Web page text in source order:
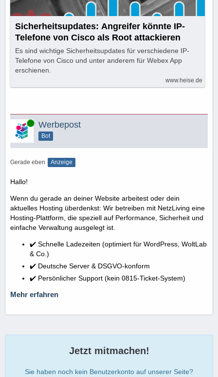
Sicherheitsupdates: Angreifer könnte IP-
Telefone von Cisco als Root attackieren
Es sind wichtige Sicherheitsupdates für verschiedene IP-
Telefone von Cisco und unter anderem für Webex App
erschienen.
www.heise.de
Online Werbepost
Bot
Gerade eben Anzeige
Hallo!
Wenn du gerade an deiner Website arbeitest oder dein
aktuelles Hosting überdenkst: Wir betreiben mit NetzLiving eine
Hosting-Plattform, die speziell auf Performance, Sicherheit und
einfache Verwaltung ausgelegt ist.
✔️ Schnelle Ladezeiten (optimiert für WordPress, WoltLab
& Co.)
✔️ Deutsche Server & DSGVO-konform
✔️ Persönlicher Support (kein 0815-Ticket-System)
Mehr erfahren
Jetzt mitmachen!
Sie haben noch kein Benutzerkonto auf unserer Seite?